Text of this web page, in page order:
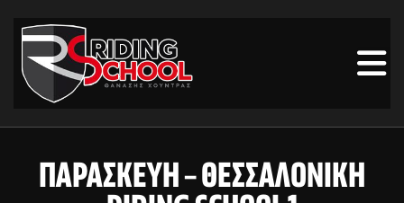
ΠΑΡΑΣΚΕΥΗ – ΘΕΣΣΑΛΟΝΙΚΗ